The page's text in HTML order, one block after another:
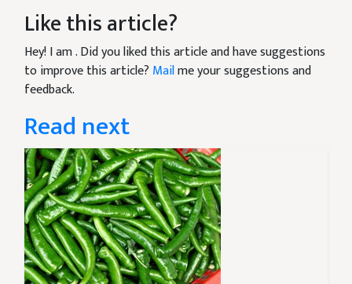
Like this article?
Hey! I am. Did you liked this article and have suggestions
to improve this article? Mailme your suggestions and
feedback.
Read next